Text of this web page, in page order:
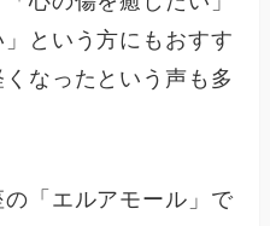
」という方にもおすす
なったという声も多
「エルアモール」で